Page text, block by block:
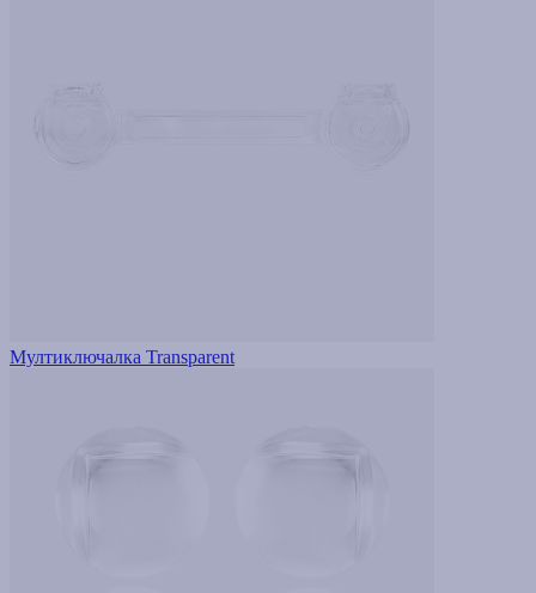
Мултиключалка Transparent